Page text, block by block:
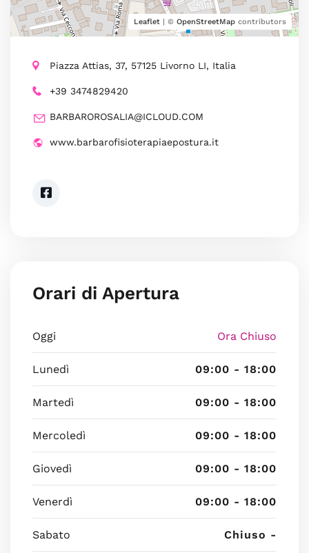
Leaflet | © OpenStreetMap contributors
Piazza Attias, 37, 57125 Livorno LI, Italia
+39 3474829420
BARBAROROSALIA@ICLOUD.COM
www.barbarofisioterapiaepostura.it
Orari di Apertura
Oggi Ora Chiuso
Lunedì 09:00 - 18:00
Martedì 09:00 - 18:00
Mercoledì 09:00 - 18:00
Giovedì 09:00 - 18:00
Venerdì 09:00 - 18:00
Sabato Chiuso -